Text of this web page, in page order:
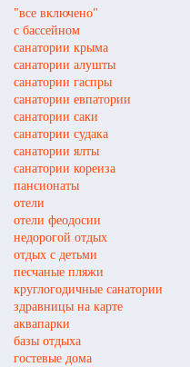
"все включено"
с бассейном
санатории крыма
санатории алушты
санатории гаспры
санатории евпатории
санатории саки
санатории судака
санатории ялты
санатории кореиза
пансионаты
отели
отели феодосии
недорогой отдых
отдых с детьми
песчаные пляжи
круглогодичные санатории
здравницы на карте
аквапарки
базы отдыха
гостевые дома